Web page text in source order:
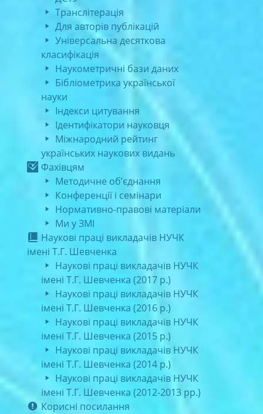
Транслітерація
Для авторів публікацій
Універсальна десяткова
класифікація
Наукометричні бази даних
Бібліометрика української
науки
Індекси цитування
Ідентифікатори науковця
Міжнародний рейтинг
українських наукових видань
Фахівцям
Методичне об’єднання
Конференції і семінари
Нормативно-правові матеріали
Ми у ЗМІ
Наукові праці викладачів НУЧК
імені Т.Г. Шевченка
Наукові праці викладачів НУЧК
імені Т.Г. Шевченка (2017 р.)
Наукові праці викладачів НУЧК
імені Т.Г. Шевченка (2016 р.)
Наукові праці викладачів НУЧК
імені Т.Г. Шевченка (2015 р.)
Наукові праці викладачів НУЧК
імені Т.Г. Шевченка (2014 р.)
Наукові праці викладачів НУЧК
імені Т.Г. Шевченка (2012-2013 рр.)
Корисні посилання